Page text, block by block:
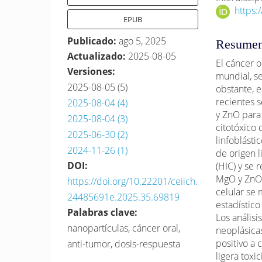
EPUB
Publicado: ago 5, 2025
Actualizado: 2025-08-05
Versiones:
2025-08-05 (5)
2025-08-04 (4)
2025-08-04 (3)
2025-06-30 (2)
2024-11-26 (1)
DOI:
https://doi.org/10.22201/ceiich.
24485691e.2025.35.69819
Palabras clave:
nanopartículas, cáncer oral,
anti-tumor, dosis-respuesta
El cáncer
mundial,
obstante,
recientes
y ZnO
citotóxico
de origen
(HIC) y se
MgO y
celular se
Los
positivo a
ligera